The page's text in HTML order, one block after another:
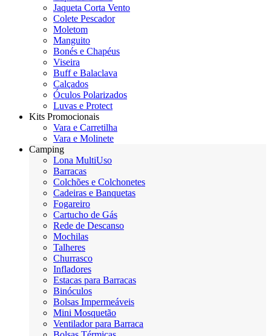
Jaqueta Corta Vento
Colete Pescador
Moletom
Manguito
Bonés e Chapéus
Viseira
Buff e Balaclava
Calçados
Óculos Polarizados
Luvas e Protect
Kits Promocionais
Vara e Carretilha
Vara e Molinete
Camping
Lona MultiUso
Barracas
Colchões e Colchonetes
Cadeiras e Banquetas
Fogareiro
Cartucho de Gás
Rede de Descanso
Mochilas
Talheres
Churrasco
Infladores
Estacas para Barracas
Binóculos
Bolsas Impermeáveis
Mini Mosquetão
Ventilador para Barraca